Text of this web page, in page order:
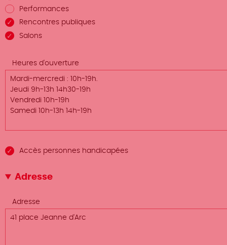
Performances
Rencontres publiques
Salons
Heures d'ouverture
Accès personnes handicapées
Adresse
Adresse